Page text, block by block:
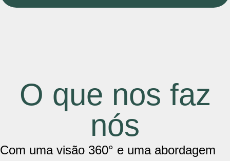
O que nos faz
nós
Com uma visão 360° e uma abordagem